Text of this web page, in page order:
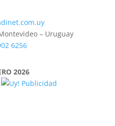
– Uruguay
6256
2026